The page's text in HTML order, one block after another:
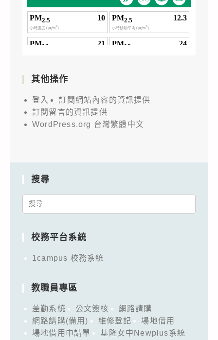
其他操作
登入
訂閱網站內容的資訊提供
訂閱留言的資訊提供
WordPress.org 台灣繁體中文
搜尋
Search
校務平台系統
1campus 校務系統
教職員專區
差勤系統 公文簽核
網路請購
網路請購(備用)
維修登記
場地借用
場地借用申請單
基隆女中Newplus系統